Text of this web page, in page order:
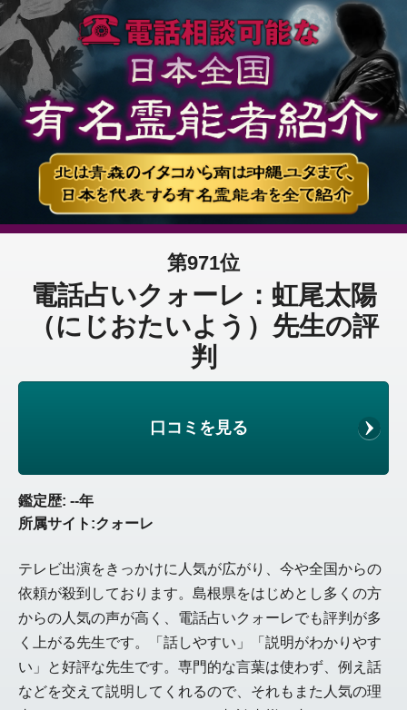
第971位
電話占いクォーレ：虹尾太陽
（にじおたいよう）先生の評
判
口コミを見る
鑑定歴: --年
所属サイト:クォーレ
テレビ出演をきっかけに人気が広がり、今や全国からの
依頼が殺到しております。島根県をはじめとし多くの方
からの人気の声が高く、電話占いクォーレでも評判が多
く上がる先生です。「話しやすい」「説明がわかりやす
い」と好評な先生です。専門的な言葉は使わず、例え話
などを交えて説明してくれるので、それもまた人気の理